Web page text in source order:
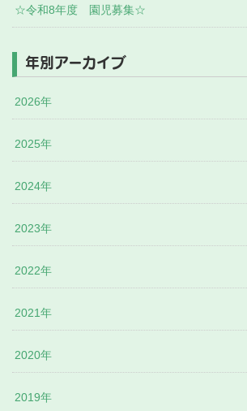
☆令和8年度 園児募集☆
年別アーカイブ
2026年
2025年
2024年
2023年
2022年
2021年
2020年
2019年